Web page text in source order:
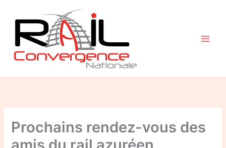
contenu
Prochains rendez-vous des